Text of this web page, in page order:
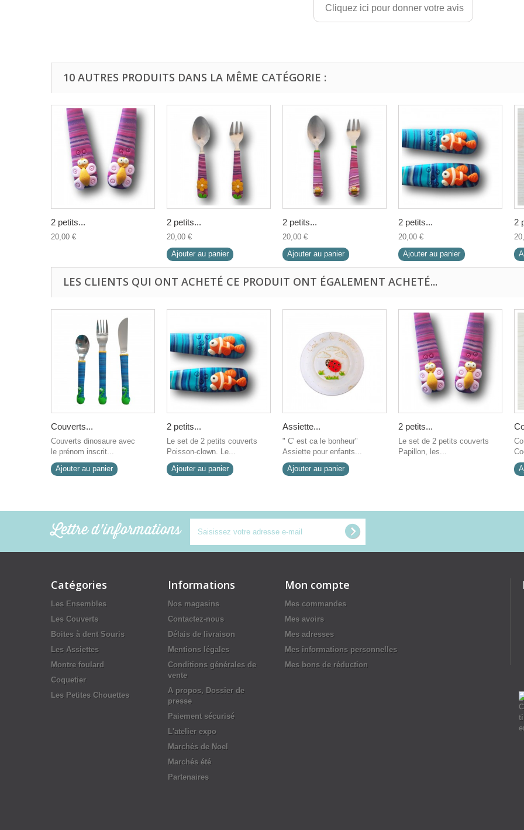
Cliquez ici pour donner votre avis
10 AUTRES PRODUITS DANS LA MÊME CATÉGORIE :
2 petits...
20,00 €
2 petits...
20,00 €
Ajouter au panier
2 petits...
20,00 €
Ajouter au panier
2 petits...
20,00 €
Ajouter au panier
2
LES CLIENTS QUI ONT ACHETÉ CE PRODUIT ONT ÉGALEMENT ACHETÉ...
Couverts...
Couverts dinosaure avec
le prénom inscrit...
Ajouter au panier
2 petits...
Le set de 2 petits couverts
Poisson-clown. Le...
Ajouter au panier
Assiette...
" C' est ca le bonheur"
Assiette pour enfants...
Ajouter au panier
2 petits...
Le set de 2 petits couverts
Papillon, les...
Lettre d'informations
Catégories
Les Ensembles
Les Couverts
Boites à dent Souris
Les Assiettes
Montre foulard
Coquetier
Les Petites Chouettes
Informations
Nos magasins
Contactez-nous
Délais de livraison
Mentions légales
Conditions générales de
vente
A propos, Dossier de
presse
Paiement sécurisé
L'atelier expo
Marchés de Noel
Marchés été
Partenaires
Mon compte
Mes commandes
Mes avoirs
Mes adresses
Mes informations personnelles
Mes bons de réduction